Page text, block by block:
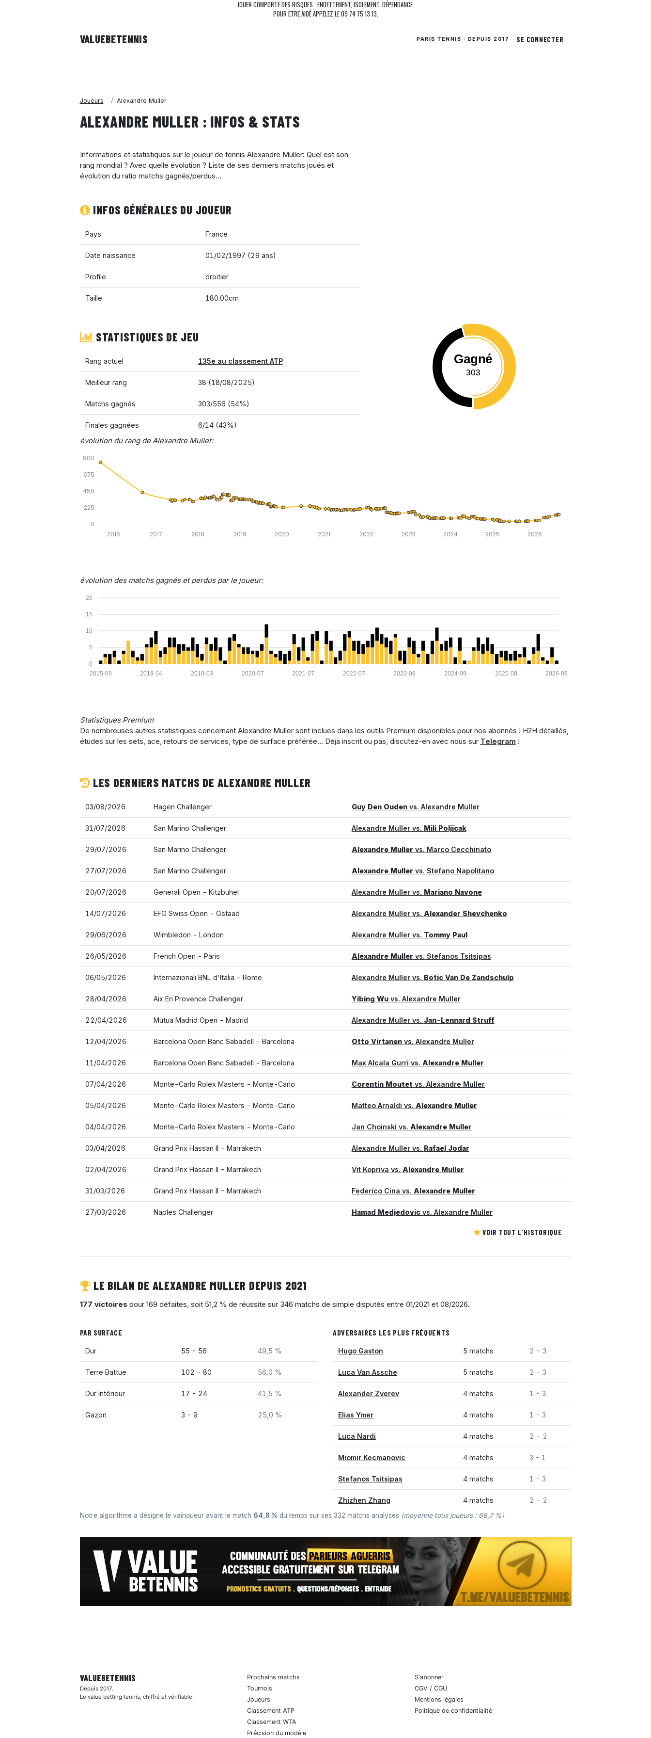
JOUER COMPORTE DES RISQUES : ENDETTEMENT, ISOLEMENT, DÉPENDANCE.
POUR ÊTRE AIDÉ APPELEZ LE 09 74 75 13 13.
VALUEBETENNIS PARIS TENNIS · DEPUIS 2017 SE CONNECTER
Joueurs Alexandre Muller
ALEXANDRE MULLER : INFOS & STATS
Informations et statistiques sur le joueur de tennis Alexandre Muller: Quel est son
rang mondial ? Avec quelle évolution ? Liste de ses derniers matchs joués et
évolution du ratio matchs gagnés/perdus...
INFOS GÉNÉRALES DU JOUEUR
Pays France
Date naissance 01/02/1997 (29 ans)
Profile droitier
Taille 180.00cm
STATISTIQUES DE JEU
Rang actuel 135e au classement ATP
Meilleur rang 38 (18/08/2025)
Matchs gagnés 303/556 (54%)
Finales gagnées 6/14 (43%)
Gagné
303
évolution du rang de Alexandre Muller:
0
225
450
675
900
2026
2025
2024
2023
2022
2021
2020
2019
2018
2017
2016
évolution des matchs gagnés et perdus par le joueur:
0
5
10
15
20
2026-08
2025-08
2024-09
2023-08
2022-07
2021-07
2020-07
2019-03
2018-04
2015-09
Statistiques Premium
De nombreuses autres statistiques concernant Alexandre Muller sont inclues dans les outils Premium disponibles pour nos abonnés ! H2H détaillés,
études sur les sets, ace, retours de services, type de surface préférée... Déjà inscrit ou pas, discutez-en avec nous sur Telegram !
LES DERNIERS MATCHS DE ALEXANDRE MULLER
03/08/2026 Hagen Challenger Guy Den Oudenvs. Alexandre Muller
31/07/2026 San Marino Challenger Alexandre Muller vs. Mili Poljicak
29/07/2026 San Marino Challenger Alexandre Muller vs. Marco Cecchinato
27/07/2026 San Marino Challenger Alexandre Muller vs. Stefano Napolitano
20/07/2026 Generali Open - Kitzbuhel Alexandre Muller vs. Mariano Navone
14/07/2026 EFG Swiss Open - Gstaad Alexandre Muller vs. Alexander Shevchenko
29/06/2026 Wimbledon - London Alexandre Muller vs. Tommy Paul
26/05/2026 French Open - Paris Alexandre Muller vs. Stefanos Tsitsipas
06/05/2026 Internazionali BNL d'Italia - Rome Alexandre Muller vs. Botic Van De Zandschulp
28/04/2026 Aix En Provence Challenger Yibing Wuvs. Alexandre Muller
22/04/2026 Mutua Madrid Open - Madrid Alexandre Muller vs. Jan-Lennard Struff
12/04/2026 Barcelona Open Banc Sabadell - Barcelona Otto Virtanenvs. Alexandre Muller
11/04/2026 Barcelona Open Banc Sabadell - Barcelona Max Alcala Gurri vs. Alexandre Muller
07/04/2026 Monte-Carlo Rolex Masters - Monte-Carlo Corentin Moutet vs. Alexandre Muller
05/04/2026 Monte-Carlo Rolex Masters - Monte-Carlo Matteo Arnaldi vs. Alexandre Muller
04/04/2026 Monte-Carlo Rolex Masters - Monte-Carlo Jan Choinski vs. Alexandre Muller
03/04/2026 Grand Prix Hassan II - Marrakech Alexandre Muller vs. Rafael Jodar
02/04/2026 Grand Prix Hassan II - Marrakech Vit Kopriva vs. Alexandre Muller
31/03/2026 Grand Prix Hassan II - Marrakech Federico Cina vs. Alexandre Muller
27/03/2026 Naples Challenger Hamad Medjedovicvs. Alexandre Muller
VOIR TOUT L'HISTORIQUE
LE BILAN DE ALEXANDRE MULLER DEPUIS 2021
177 victoires pour 169 défaites, soit 51,2 % de réussite sur 346 matchs de simple disputés entre 01/2021 et 08/2026.
PAR SURFACE
Dur 55 - 56 49,5 %
Terre Battue 102 - 80 56,0 %
Dur Intérieur 17 - 24 41,5 %
Gazon 3 - 9 25,0 %
ADVERSAIRES LES PLUS FRÉQUENTS
Hugo Gaston 5 matchs 2 - 3
Luca Van Assche 5 matchs 2 - 3
Alexander Zverev 4 matchs 1 - 3
Elias Ymer 4 matchs 1 - 3
Luca Nardi 4 matchs 2 - 2
Miomir Kecmanovic 4 matchs 3 - 1
Stefanos Tsitsipas 4 matchs 1 - 3
Zhizhen Zhang 4 matchs 2 - 2
Notre algorithme a désigné le vainqueur avant le match 64,8 % du temps sur ses 332 matchs analysés (moyenne tous joueurs : 68,7 %).
VALUEBETENNIS
Depuis 2017.
Le value betting tennis, chiffré et vérifiable.
Prochains matchs
Tournois
Joueurs
Classement ATP
Classement WTA
Précision du modèle
S'abonner
CGV / CGU
Mentions légales
Politique de confidentialité